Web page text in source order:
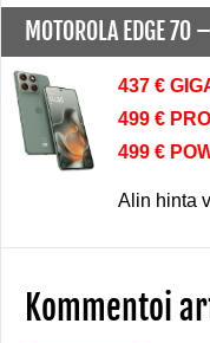
MOTOROLA EDGE 70 –
437 €
499 €
499 €
Alin hinta
Kommentoi